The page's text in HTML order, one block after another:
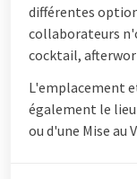
différentes
collaborateurs
cocktail,
L'emplacement
également le
ou d'une Mise